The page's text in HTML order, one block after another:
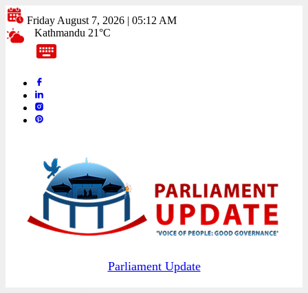
Friday August 7, 2026 | 05:12 AM
Kathmandu 21°C
Parliament Update